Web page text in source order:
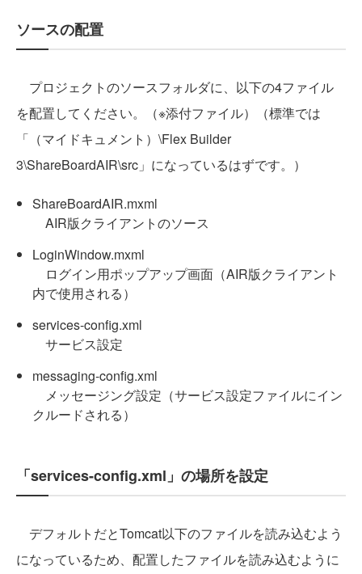
ソースの配置
プロジェクトのソースフォルダに、以下の4ファイル
を配置してください。（※添付ファイル）（標準では
「（マイドキュメント）\Flex Builder
3\ShareBoardAIR\src」になっているはずです。）
ShareBoardAIR.mxml
AIR版クライアントのソース
LoginWindow.mxml
ログイン用ポップアップ画面（AIR版クライアント
内で使用される）
services-config.xml
サービス設定
messaging-config.xml
メッセージング設定（サービス設定ファイルにイン
クルードされる）
「services-config.xml」の場所を設定
デフォルトだとTomcat以下のファイルを読み込むよう
になっているため、配置したファイルを読み込むように